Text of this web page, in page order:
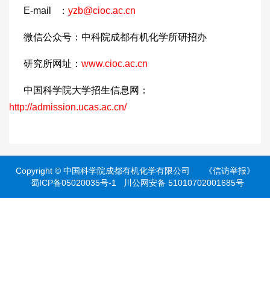
E-mail ： yzb@cioc.ac.cn
微信公众号：中科院成都有机化学所研招办
研究所网址： www.cioc.ac.cn
中国科学院大学招生信息网：
http://admission.ucas.ac.cn/
Copyright © 中国科学院成都有机化学有限公司
《信访举报》
蜀ICP备05020035号-1
川公网安备 51010702001685号